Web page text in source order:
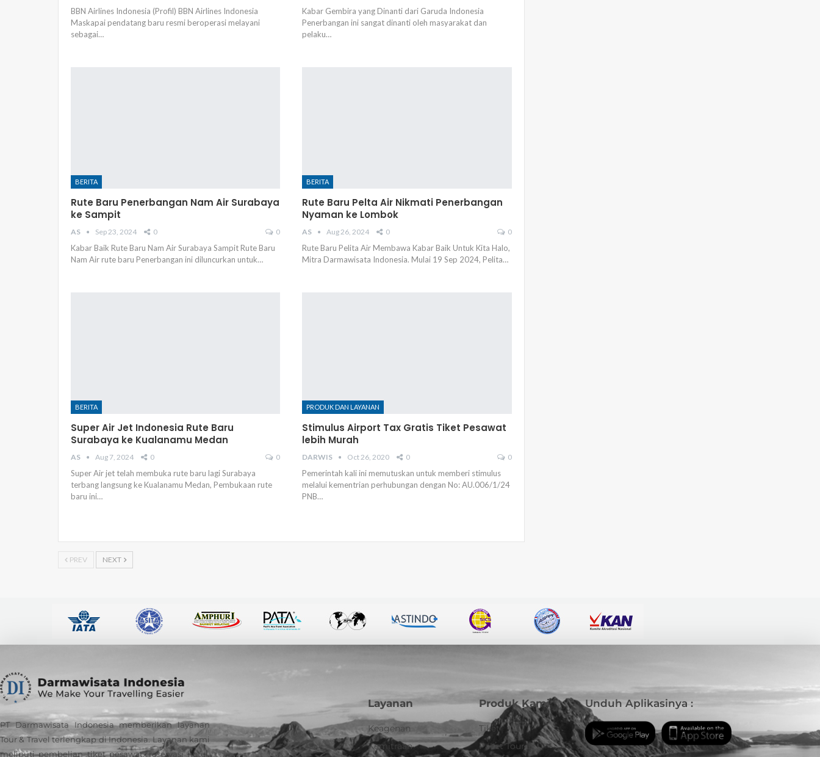
BBN Airlines Indonesia (Profil) BBN Airlines Indonesia
Maskapai pendatang baru resmi beroperasi melayani
sebagai…
Kabar Gembira yang Dinanti dari Garuda Indonesia
Penerbangan ini sangat dinanti oleh masyarakat dan
pelaku…
BERITA
Rute Baru Penerbangan Nam Air Surabaya
ke Sampit
AS Sep 23, 2024 0 0
Kabar Baik Rute Baru Nam Air Surabaya Sampit Rute Baru
Nam Air rute baru Penerbangan ini diluncurkan untuk…
BERITA
Rute Baru Pelta Air Nikmati Penerbangan
Nyaman ke Lombok
AS Aug 26, 2024 0 0
Rute Baru Pelita Air Membawa Kabar Baik Untuk Kita Halo,
Mitra Darmawisata Indonesia. Mulai 19 Sep 2024, Pelita…
BERITA
Super Air Jet Indonesia Rute Baru
Surabaya ke Kualanamu Medan
AS Aug 7, 2024 0 0
Super Air jet telah membuka rute baru lagi Surabaya
terbang langsung ke Kualanamu Medan, Pembukaan rute
baru ini…
PRODUK DAN LAYANAN
Stimulus Airport Tax Gratis Tiket Pesawat
lebih Murah
DARWIS Oct 26, 2020 0 0
Pemerintah kali ini memutuskan untuk memberi stimulus
melalui kementrian perhubungan dengan No: AU.006/1/24
PNB…
PREV NEXT
PT Darmawisata Indonesia memberikan layanan
Tour & Travel terlengkap di Indonesia. Layanan kami
meliputi pembelian tiket pesawat, reservasi hotel,
Layanan
Keagenan
Kemitraan
Produk Kami
Tiket
Paket Tour
Unduh Aplikasinya :